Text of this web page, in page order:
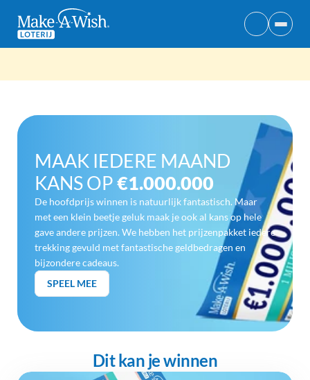
MAAK IEDERE MAAND
KANS OP€1.000.000
De hoofdprijs winnen is natuurlijk fantastisch. Maar
met een klein beetje geluk maak je ook al kans op hele
gave andere prijzen. We hebben het prijzenpakket iedere
trekking gevuld met fantastische geldbedragen en
bijzondere cadeaus.
SPEEL MEE
Dit kan je winnen